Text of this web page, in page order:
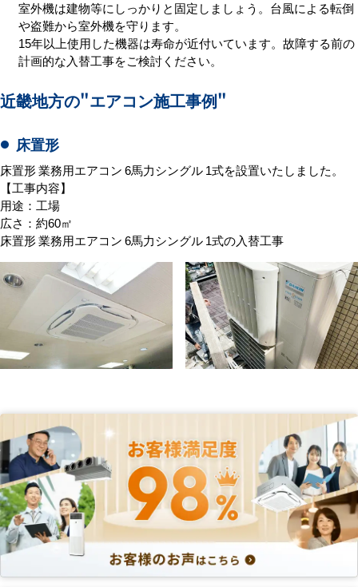
室外機は建物等にしっかりと固定しましょう。台風による転倒
や盗難から室外機を守ります。
15年以上使用した機器は寿命が近付いています。故障する前の
計画的な入替工事をご検討ください。
近畿地方の"エアコン施工事例"
床置形
床置形 業務用エアコン 6馬力シングル 1式を設置いたしました。
【工事内容】
用途：工場
広さ：約60㎡
床置形 業務用エアコン 6馬力シングル 1式の入替工事